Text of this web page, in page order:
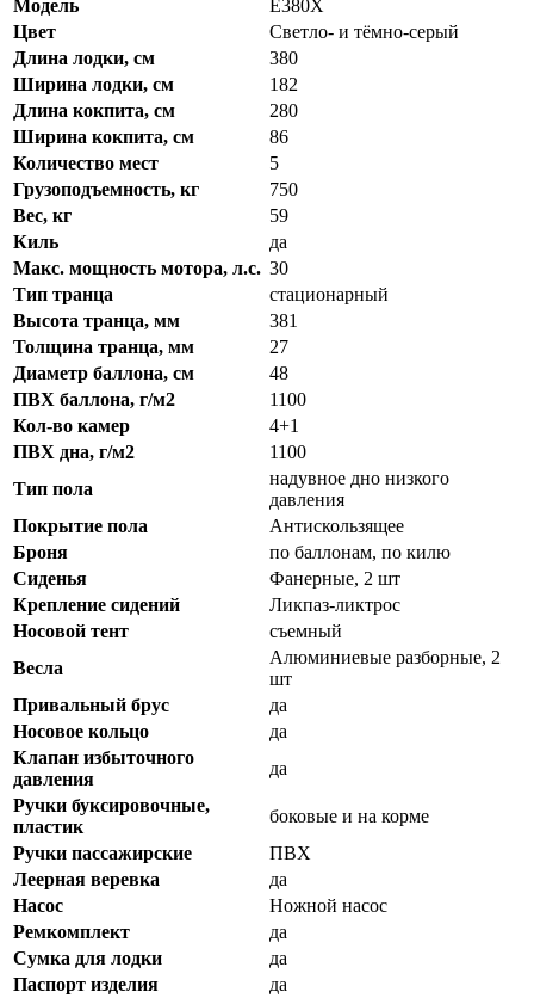
Модель
E380X
Цвет
Светло- и тёмно-серый
Длина лодки, см
380
Ширина лодки, см
182
Длина кокпита, см
280
Ширина кокпита, см
86
Количество мест
5
Грузоподъемность, кг
750
Вес, кг
59
Киль
да
Макс. мощность мотора, л.с. 30
Тип транца
стационарный
Высота транца, мм
381
Толщина транца, мм
27
Диаметр баллона, см
48
ПВХ баллона, г/м2
1100
Кол‑во камер
4+1
ПВХ дна, г/м2
1100
Тип пола
надувное дно низкого
давления
Покрытие пола
Антискользящее
Броня
по баллонам, по килю
Сиденья
Фанерные, 2 шт
Крепление сидений
Ликпаз-ликтрос
Носовой тент
съемный
Весла
Алюминиевые разборные, 2
шт
Привальный брус
да
Носовое кольцо
да
Клапан избыточного
давления
да
Ручки буксировочные,
пластик
боковые и на корме
Ручки пассажирские
ПВХ
Леерная веревка
да
Насос
Ножной насос
Ремкомплект
да
Сумка для лодки
да
Паспорт изделия
да